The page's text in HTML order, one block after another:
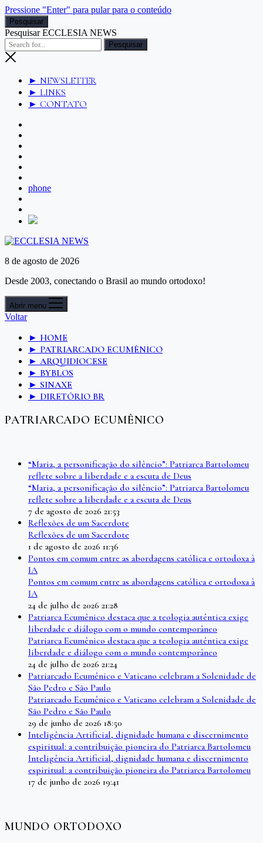
Pressione "Enter" para pular para o conteúdo
Pesquisar
Pesquisar ECCLESIA NEWS
► NEWSLETTER
► LINKS
► CONTATO
phone
8 de agosto de 2026
Desde 2003, conectando o Brasil ao mundo ortodoxo!
Abrir menu
Voltar
► HOME
► PATRIARCADO ECUMÊNICO
► ARQUIDIOCESE
► BYBLOS
► SINAXE
► DIRETÓRIO BR
PATRIARCADO ECUMÊNICO
“Maria, a personificação do silêncio”: Patriarca Bartolomeu
reflete sobre a liberdade e a escuta de Deus
“Maria, a personificação do silêncio”: Patriarca Bartolomeu
reflete sobre a liberdade e a escuta de Deus
7 de agosto de 2026 21:53
Reflexões de um Sacerdote
Reflexões de um Sacerdote
1 de agosto de 2026 11:36
Pontos em comum entre as abordagens católica e ortodoxa à
IA
Pontos em comum entre as abordagens católica e ortodoxa à
IA
24 de julho de 2026 21:28
Patriarca Ecumênico destaca que a teologia autêntica exige
liberdade e diálogo com o mundo contemporâneo
Patriarca Ecumênico destaca que a teologia autêntica exige
liberdade e diálogo com o mundo contemporâneo
24 de julho de 2026 21:24
Patriarcado Ecumênico e Vaticano celebram a Solenidade de
São Pedro e São Paulo
Patriarcado Ecumênico e Vaticano celebram a Solenidade de
São Pedro e São Paulo
29 de junho de 2026 18:50
Inteligência Artificial, dignidade humana e discernimento
espiritual: a contribuição pioneira do Patriarca Bartolomeu
Inteligência Artificial, dignidade humana e discernimento
espiritual: a contribuição pioneira do Patriarca Bartolomeu
17 de junho de 2026 19:41
MUNDO ORTODOXO